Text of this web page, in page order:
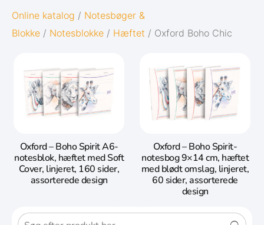
OXFORD
ORIGINS
Giv dine noter den bedst mulige start i
livet:
Diskret og minimalistisk design
matchende twin-wire
Gå til Oxford Origins
Online katalog / Notesbøger &
Blokke / Notesblokke / Hæftet / Oxford Boho Chic
Oxford – Boho Spirit A6-
notesblok, hæftet med Soft
Cover, linjeret, 160 sider,
assorterede design
Oxford – Boho Spirit-
notesbog 9×14 cm, hæftet
med blødt omslag, linjeret,
60 sider, assorterede
design